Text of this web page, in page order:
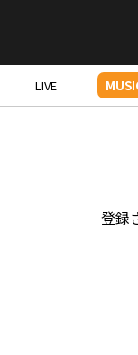
LIVE
登録